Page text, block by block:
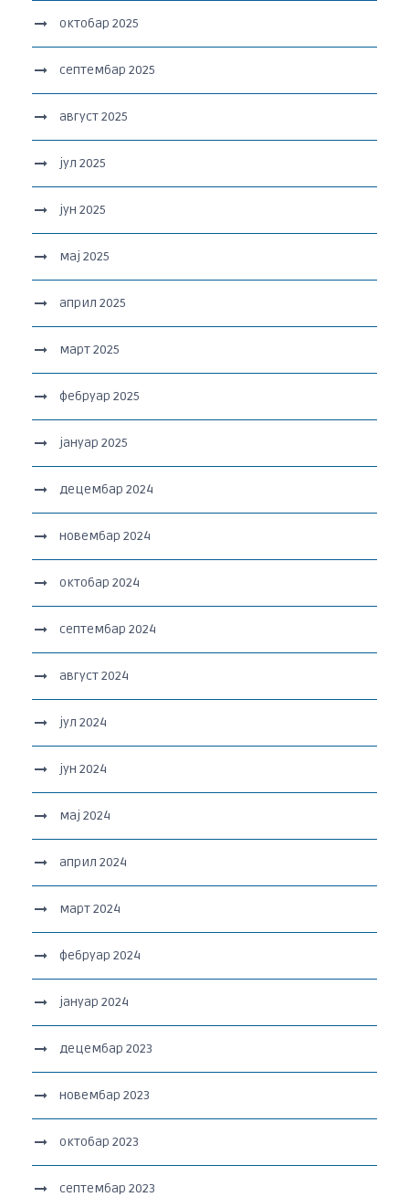
октобар 2025
септембар 2025
август 2025
јул 2025
јун 2025
мај 2025
април 2025
март 2025
фебруар 2025
јануар 2025
децембар 2024
новембар 2024
октобар 2024
септембар 2024
август 2024
јул 2024
јун 2024
мај 2024
април 2024
март 2024
фебруар 2024
јануар 2024
децембар 2023
новембар 2023
октобар 2023
септембар 2023